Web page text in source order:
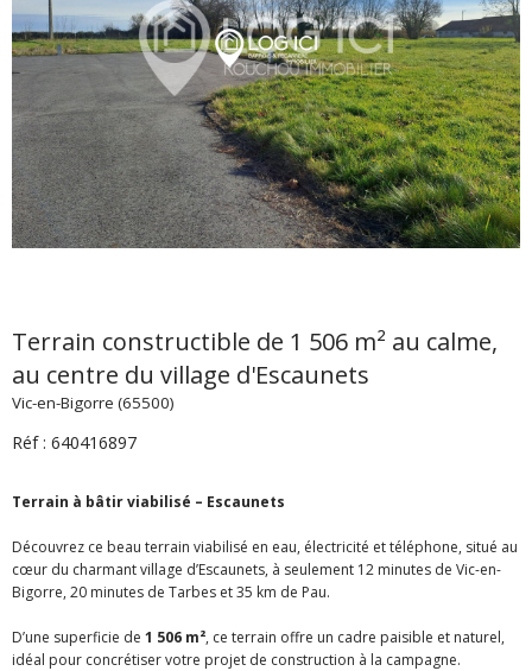
Terrain constructible de 1 506 m² au calme,
au centre du village d'Escaunets
Vic-en-Bigorre (65500)
Réf : 640416897
Terrain à bâtir viabilisé – Escaunets
Découvrez ce beau terrain viabilisé en eau, électricité et téléphone, situé au
cœur du charmant village d’Escaunets, à seulement 12 minutes de Vic-en-
Bigorre, 20 minutes de Tarbes et 35 km de Pau.
D’une superficie de 1 506 m², ce terrain offre un cadre paisible et naturel,
idéal pour concrétiser votre projet de construction à la campagne.